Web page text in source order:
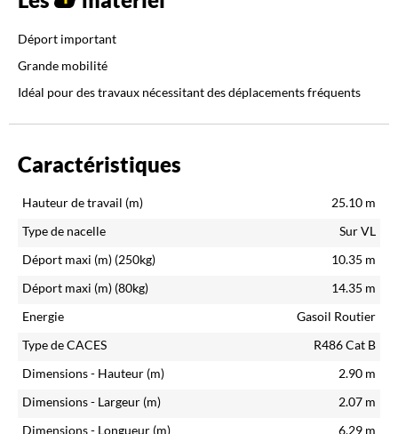
Déport important
Grande mobilité
Idéal pour des travaux nécessitant des déplacements fréquents
Caractéristiques
Hauteur de travail (m) 25.10 m
Type de nacelle
Sur VL
Déport maxi (m) (250kg) 10.35 m
Déport maxi (m) (80kg) 14.35 m
Energie
Gasoil Routier
Type de CACES
R486 Cat B
Dimensions - Hauteur (m)
2.90 m
Dimensions - Largeur (m)
2.07 m
Dimensions - Longueur (m)
6.29 m